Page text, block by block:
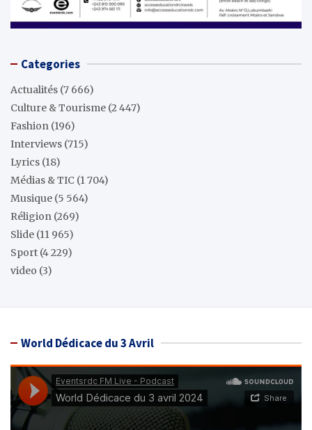
Categories
Actualités (7 666)
Culture & Tourisme (2 447)
Fashion (196)
Interviews (715)
Lyrics (18)
Médias & TIC (1 704)
Musique (5 564)
Réligion (269)
Slide (11 965)
Sport (4 229)
video (3)
World Dédicace du 3 Avril